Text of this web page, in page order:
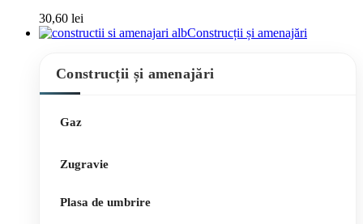
30,60 lei
Construcții și amenajări
Construcții și amenajări
Gaz
Zugravie
Plasa de umbrire